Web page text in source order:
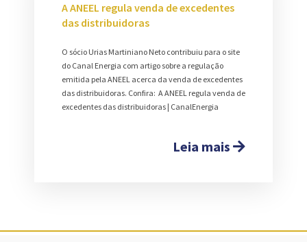
A ANEEL regula venda de excedentes
das distribuidoras
O sócio Urias Martiniano Neto contribuiu para o site
do Canal Energia com artigo sobre a regulação
emitida pela ANEEL acerca da venda de excedentes
das distribuidoras. Confira: A ANEEL regula venda de
excedentes das distribuidoras | CanalEnergia
Leia mais